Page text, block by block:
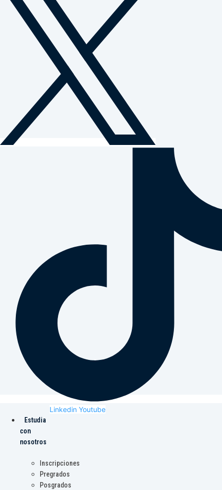
Linkedin Youtube
Estudia
con
nosotros
Inscripciones
Pregrados
Posgrados